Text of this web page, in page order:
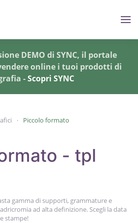
DEMO di SYNC, il portale
online i tuoi prodotti di
-Scopri SYNC
Piccolo formato
- tpl
gamma di supporti, grammature e
ad alta definizione. Scegli la data
stampe!